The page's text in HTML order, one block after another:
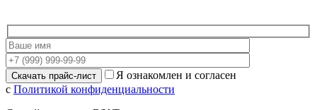
Я ознакомлен и согласен
с Политикой конфиденциальности